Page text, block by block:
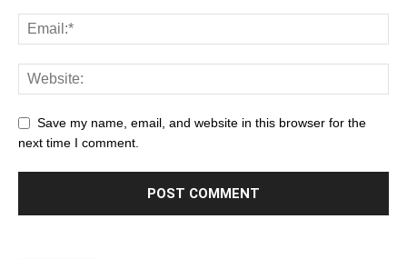
Save my name, email, and website in this browser for the
next time I comment.